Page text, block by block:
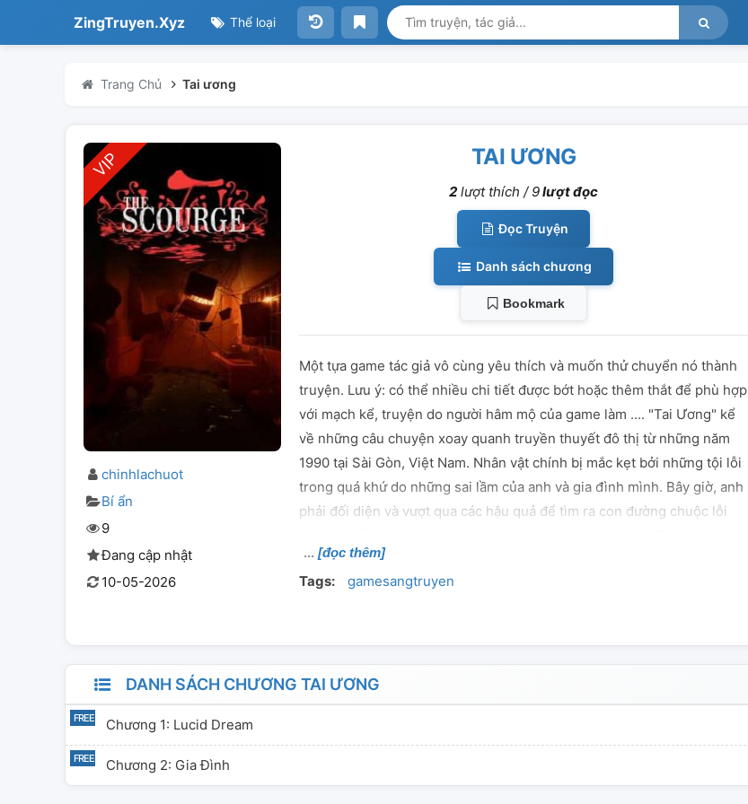
ZingTruyen.Xyz Thể loại
Trang Chủ Tai ương
chinhlachuot
Bí ẩn
9
Đang cập nhật
10-05-2026
TAI ƯƠNG
2 lượt thích / 9lượt đọc
Đọc Truyện
Danh sách chương
Bookmark
Một tựa game tác giả vô cùng yêu thích và muốn thử chuyển nó thành
truyện. Lưu ý: có thể nhiều chi tiết được bớt hoặc thêm thắt để phù hợp
với mạch kể, truyện do người hâm mộ của game làm .... "Tai Ương" kể
về những câu chuyện xoay quanh truyền thuyết đô thị từ những năm
1990 tại Sài Gòn, Việt Nam. Nhân vật chính bị mắc kẹt bởi những tội lỗi
trong quá khứ do những sai lầm của anh và gia đình mình. Bây giờ, anh
phải đối diện và vượt qua các hậu quả để tìm ra con đường chuộc lỗi
gái đều ra đi một cách đột ngột khiến cho Huy phải tìm tới một bà Đồng
để tìm hiểu nguyên do. Mọi thứ đều trở nên bất bình thường, hàng loạt
[đọc thêm]
Tags: gamesangtruyen
DANH SÁCH CHƯƠNG TAI ƯƠNG
Chương 1: Lucid Dream
Chương 2: Gia Đình